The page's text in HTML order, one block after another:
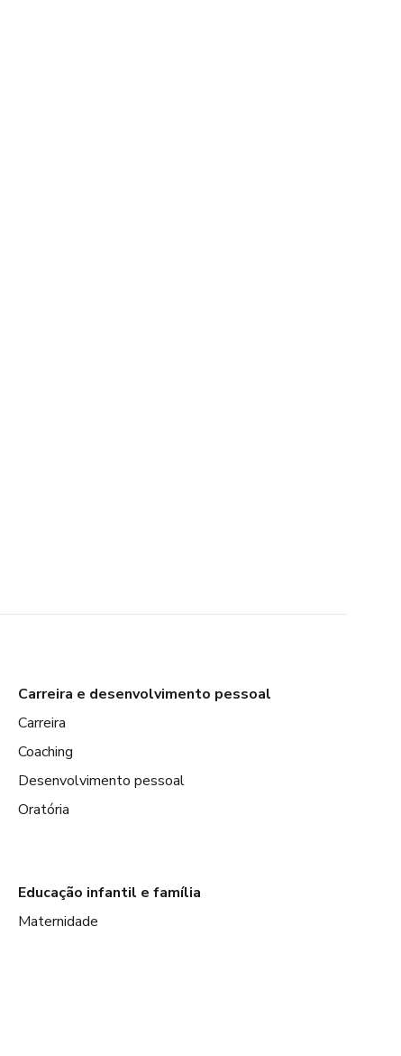
Carreira e desenvolvimento pessoal
Carreira
Coaching
Desenvolvimento pessoal
Oratória
Educação infantil e família
Maternidade